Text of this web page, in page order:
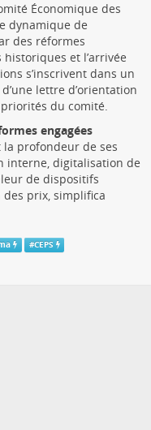
Économique des
dynamique de
des réformes
et l’arrivée
s’inscrivent dans un
lettre d’orientation
du comité.
engagées
la profondeur de ses
interne, digitalisation de
de dispositifs
des prix, simplifica
#CEPS